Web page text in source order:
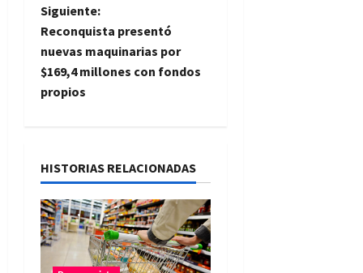
e
g
a
ó
n
d
Siguiente:
Reconquista presentó
nuevas maquinarias por
$169,4 millones con fondos
propios
HISTORIAS RELACIONADAS